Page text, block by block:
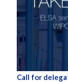
Call for